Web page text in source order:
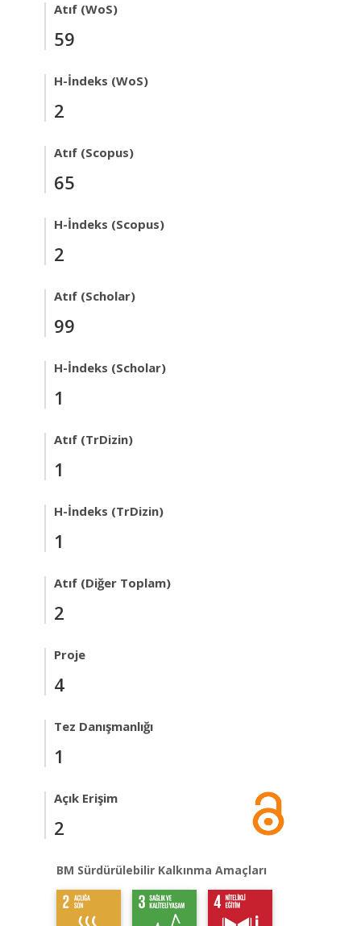
Atıf (WoS)
59
H-İndeks (WoS)
2
Atıf (Scopus)
65
H-İndeks (Scopus)
2
Atıf (Scholar)
99
H-İndeks (Scholar)
1
Atıf (TrDizin)
1
H-İndeks (TrDizin)
1
Atıf (Diğer Toplam)
2
Proje
4
Tez Danışmanlığı
1
Açık Erişim
2
BM Sürdürülebilir Kalkınma Amaçları